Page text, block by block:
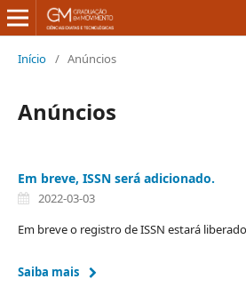
Início / Anúncios
Anúncios
Em breve, ISSN será adicionado.
2022-03-03
Em breve o registro de ISSN estará
Saiba mais